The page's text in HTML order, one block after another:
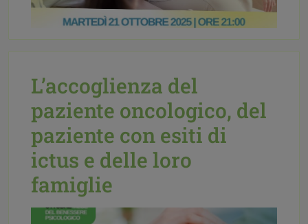
Pubblicato il: 06 Ottobre 2025Etichettato
come:Eventi, Mediazione familiare,
News|accoglienza, avv. Michela
Morandi, luogo neutro e riservato,
mediazione familiare,
L’accoglienza del
paziente oncologico, del
paziente con esiti di
ictus e delle loro
famiglie